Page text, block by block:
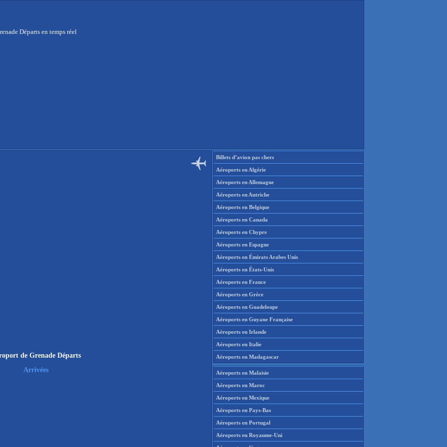
Départs en temps réel
de Grenade Départs
Arrivées
Billets d’avion pas chers
Aéroports en Algérie
Aéroports en Allemagne
Aéroports en Autriche
Aéroports en Belgique
Aéroports en Canada
Aéroports en Chypre
Aéroports en Espagne
Aéroports en Émirats Arabes Unis
Aéroports en États-Unis
Aéroports en France
Aéroports en Grèce
Aéroports en Guadeloupe
Aéroports en Guyane Française
Aéroports en Irlande
Aéroports en Italie
Aéroports en Madagascar
Aéroports en Malaisie
Aéroports en Maroc
Aéroports en Mexique
Aéroports en Pays-Bas
Aéroports en Portugal
Aéroports en Royaume-Uni